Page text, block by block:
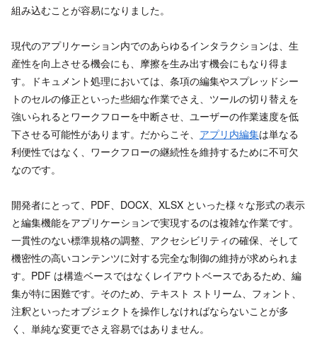
組み込むことが容易になりました。
現代のアプリケーション内でのあらゆるインタラクションは、生
産性を向上させる機会にも、摩擦を生み出す機会にもなり得ま
す。ドキュメント処理においては、条項の編集やスプレッドシー
トのセルの修正といった些細な作業でさえ、ツールの切り替えを
強いられるとワークフローを中断させ、ユーザーの作業速度を低
下させる可能性があります。だからこそ、 アプリ内編集は単なる
利便性ではなく、ワークフローの継続性を維持するために不可欠
なのです。
開発者にとって、PDF、DOCX、XLSX といった様々な形式の表示
と編集機能をアプリケーションで実現するのは複雑な作業です。
一貫性のない標準規格の調整、アクセシビリティの確保、そして
機密性の高いコンテンツに対する完全な制御の維持が求められま
す。PDF は構造ベースではなくレイアウトベースであるため、編
集が特に困難です。そのため、テキスト ストリーム、フォント、
注釈といったオブジェクトを操作しなければならないことが多
く、単純な変更でさえ容易ではありません。